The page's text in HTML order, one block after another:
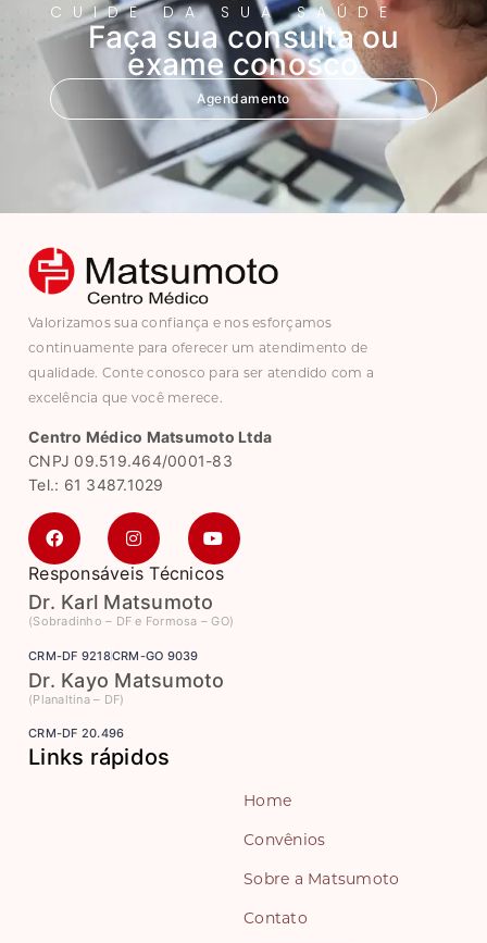
CUIDE DA SUA SAÚDE
Faça sua consulta ou
exame conosco
Agendamento
Valorizamos sua confiança e nos esforçamos
continuamente para oferecer um atendimento de
qualidade. Conte conosco para ser atendido com a
excelência que você merece.
Centro Médico Matsumoto Ltda
CNPJ 09.519.464/0001-83
Tel.: 61 3487.1029
Responsáveis Técnicos
Dr. Karl Matsumoto
(Sobradinho – DF e Formosa – GO)
CRM-DF 9218CRM-GO 9039
Dr. Kayo Matsumoto
(Planaltina – DF)
CRM-DF 20.496
Links rápidos
Home
Convênios
Sobre a Matsumoto
Contato